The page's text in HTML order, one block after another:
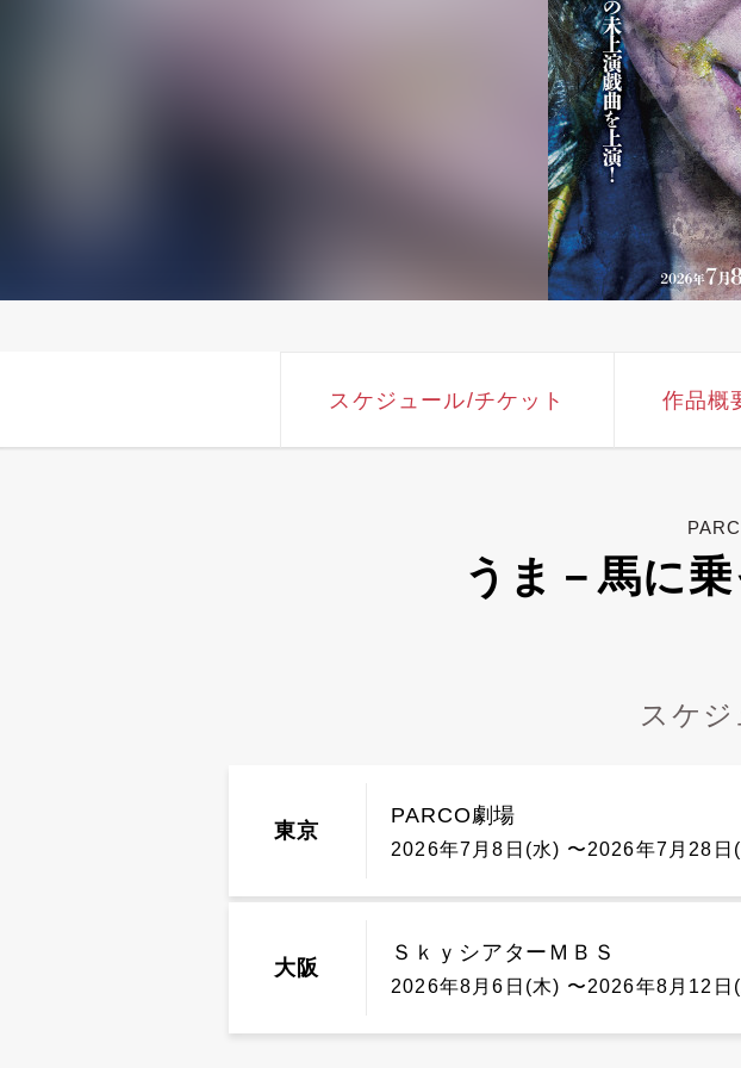
スケジュール/チケット 作品概
うま－馬に
スケ
東京
PARCO劇場
2026年7月8日(水) 〜2026年7月
大阪
ＳｋｙシアターＭＢＳ
2026年8月6日(木) 〜2026年8月